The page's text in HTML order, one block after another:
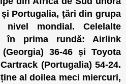
Portugalia, țări din grupa
mondial. Celelalte
în prima rundă: Airlink
36-46 și Toyota
(Portugalia) 54-24.
al doilea meci miercuri,